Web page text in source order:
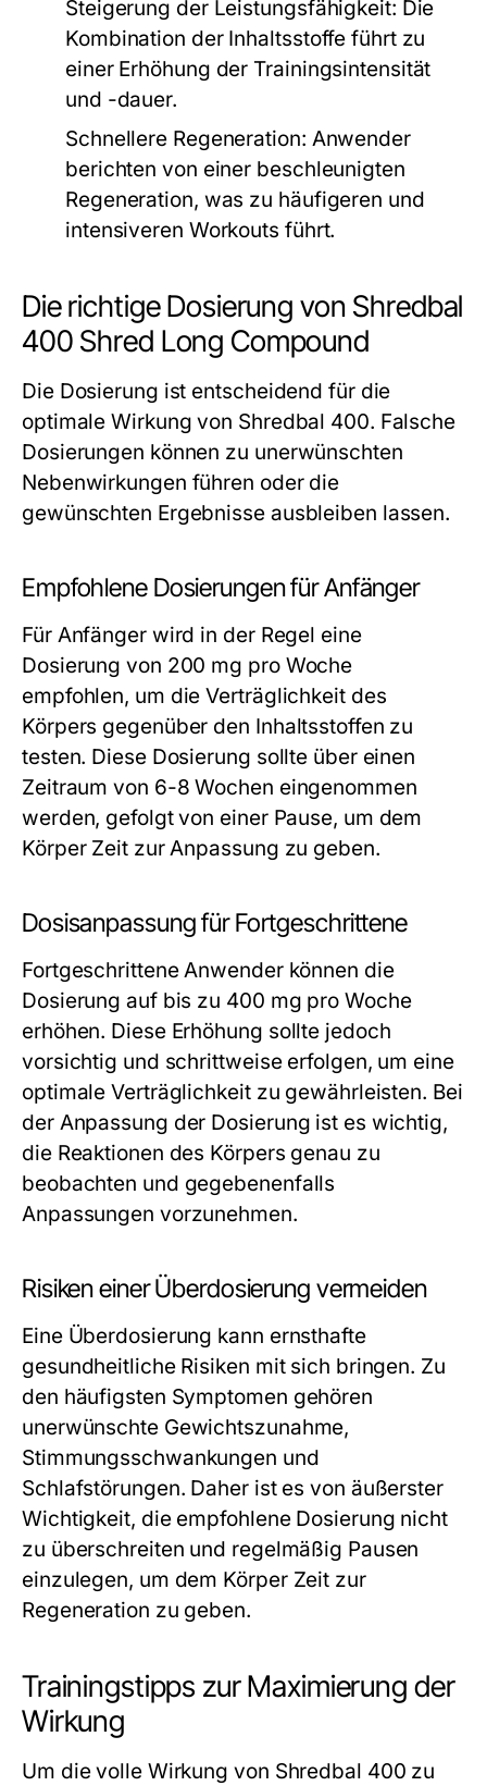
Steigerung der Leistungsfähigkeit: Die
Kombination der Inhaltsstoffe führt zu
einer Erhöhung der Trainingsintensität
und -dauer.
Schnellere Regeneration: Anwender
berichten von einer beschleunigten
Regeneration, was zu häufigeren und
intensiveren Workouts führt.
Die richtige Dosierung von Shredbal
400 Shred Long Compound
Die Dosierung ist entscheidend für die
optimale Wirkung von Shredbal 400. Falsche
Dosierungen können zu unerwünschten
Nebenwirkungen führen oder die
gewünschten Ergebnisse ausbleiben lassen.
Empfohlene Dosierungen für Anfänger
Für Anfänger wird in der Regel eine
Dosierung von 200 mg pro Woche
empfohlen, um die Verträglichkeit des
Körpers gegenüber den Inhaltsstoffen zu
testen. Diese Dosierung sollte über einen
Zeitraum von 6-8 Wochen eingenommen
werden, gefolgt von einer Pause, um dem
Körper Zeit zur Anpassung zu geben.
Dosisanpassung für Fortgeschrittene
Fortgeschrittene Anwender können die
Dosierung auf bis zu 400 mg pro Woche
erhöhen. Diese Erhöhung sollte jedoch
vorsichtig und schrittweise erfolgen, um eine
optimale Verträglichkeit zu gewährleisten. Bei
der Anpassung der Dosierung ist es wichtig,
die Reaktionen des Körpers genau zu
beobachten und gegebenenfalls
Anpassungen vorzunehmen.
Risiken einer Überdosierung vermeiden
Eine Überdosierung kann ernsthafte
gesundheitliche Risiken mit sich bringen. Zu
den häufigsten Symptomen gehören
unerwünschte Gewichtszunahme,
Stimmungsschwankungen und
Schlafstörungen. Daher ist es von äußerster
Wichtigkeit, die empfohlene Dosierung nicht
zu überschreiten und regelmäßig Pausen
einzulegen, um dem Körper Zeit zur
Regeneration zu geben.
Trainingstipps zur Maximierung der
Wirkung
Um die volle Wirkung von Shredbal 400 zu